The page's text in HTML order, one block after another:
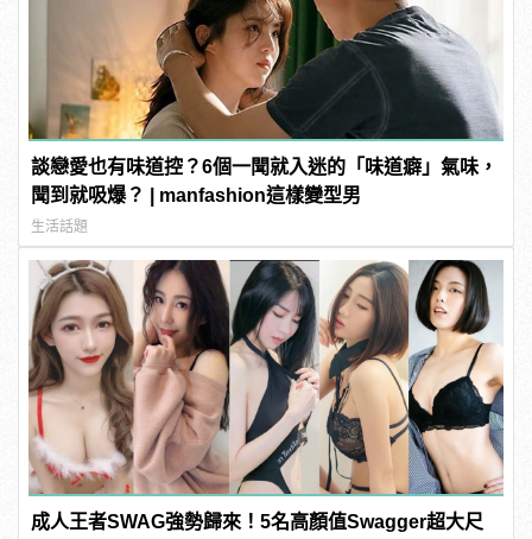
談戀愛也有味道控？6個一聞就入迷的「味道癖」氣味，
聞到就吸爆？ | manfashion這樣變型男
生活話題
成人王者SWAG強勢歸來！5名高顏值Swagger超大尺